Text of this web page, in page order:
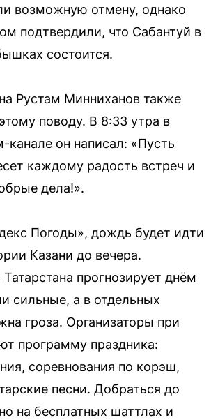
возможную отмену, однако
подтвердили, что Сабантуй в
состоится.
Рустам Минниханов также
поводу. В 8:33 утра в
канале он написал: «Пусть
каждому радость встреч и
дела!».
Погоды», дождь будет идти
Казани до вечера.
прогнозирует днём
сильные, а в отдельных
гроза. Организаторы при
программу праздника:
соревнования по корэш,
песни. Добраться до
на бесплатных шаттлах и